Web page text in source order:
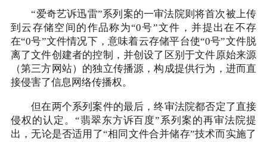
“爱奇艺诉迅雷”系列案的一审法院则将首次被上传
到云存储空间的作品称为“0号”文件，并提出在不存
在“0号”文件情况下，意味着云存储平台使“0号”文件脱
离了文件创建者的控制，并创设了区别于文件原始来源
（第三方网站）的独立传播源，构成提供行为，进而直
接侵害了信息网络传播权。
但在两个系列案件的最后，终审法院都否定了直接
侵权的认定。“翡翠东方诉百度”系列案的再审法院提
出，无论是否适用了“相同文件合并储存”技术而实施了